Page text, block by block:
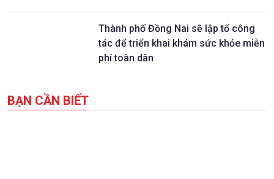
Thành phố Đồng Nai sẽ lập tổ công
tác để triển khai khám sức khỏe miễn
phí toàn dân
BẠN CẦN BIẾT